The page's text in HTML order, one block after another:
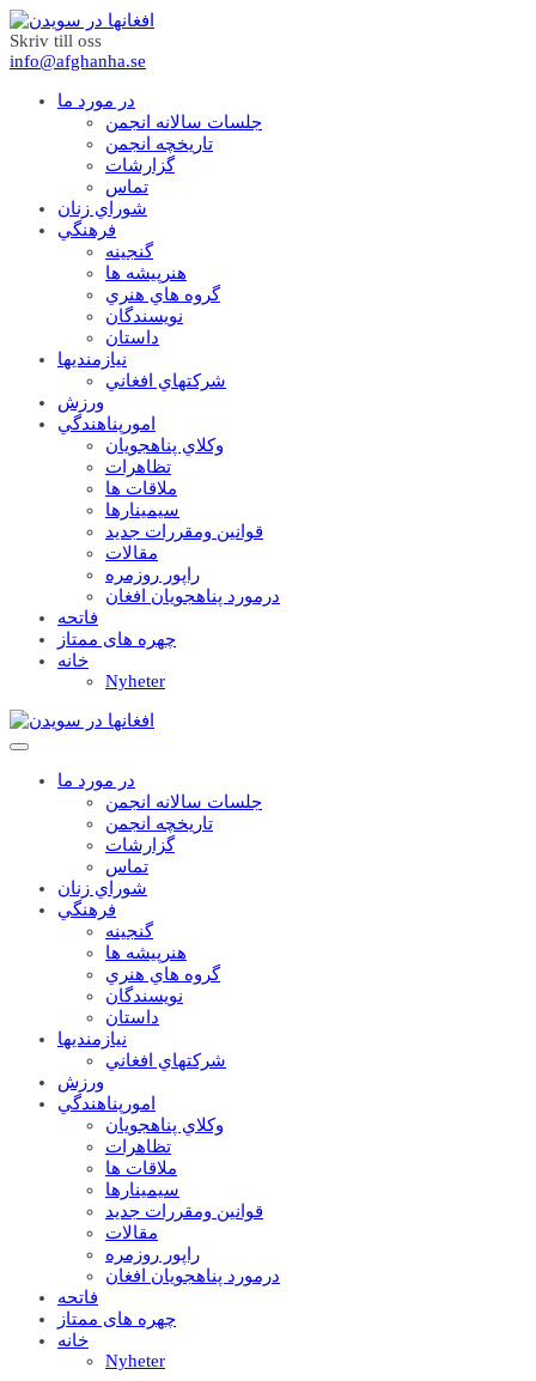
Skriv till oss
info@afghanha.se
در مورد ما
جلسات سالانه انجمن
تاریخچه انجمن
گزارشات
تماس
شوراي زنان
فرهنگي
گنجينه
هنرپيشه ها
گروه هاي هنري
نويسندگان
داستان
نيازمنديها
شرکتهاي افغاني
ورزش
امورپناهندگي
وکلاي پناهجويان
تظاهرات
ملاقات ها
سيمينارها
قوانين ومقررات جديد
مقالات
راپور روزمره
درمورد پناهجويان افغان
فاتحه
چهره های ممتاز
خانه
Nyheter
در مورد ما
جلسات سالانه انجمن
تاریخچه انجمن
گزارشات
تماس
شوراي زنان
فرهنگي
گنجينه
هنرپيشه ها
گروه هاي هنري
نويسندگان
داستان
نيازمنديها
شرکتهاي افغاني
ورزش
امورپناهندگي
وکلاي پناهجويان
تظاهرات
ملاقات ها
سيمينارها
قوانين ومقررات جديد
مقالات
راپور روزمره
درمورد پناهجويان افغان
فاتحه
چهره های ممتاز
خانه
Nyheter